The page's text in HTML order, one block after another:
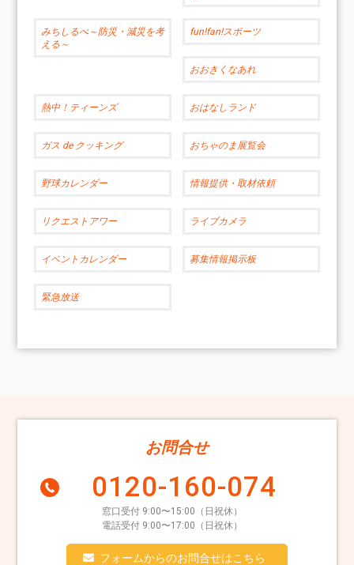
みちしるべ～防災・減災を考
える～
fun!fan!スポーツ
おおきくなあれ
熱中！ティーンズ おはなしランド
ガス de クッキング おちゃのま展覧会
野球カレンダー 情報提供・取材依頼
リクエストアワー ライブカメラ
イベントカレンダー 募集情報掲示板
緊急放送
お問合せ
0120-160-074
窓口受付 9:00〜15:00（日祝休）
電話受付 9:00〜17:00（日祝休）
フォームからのお問合せはこちら